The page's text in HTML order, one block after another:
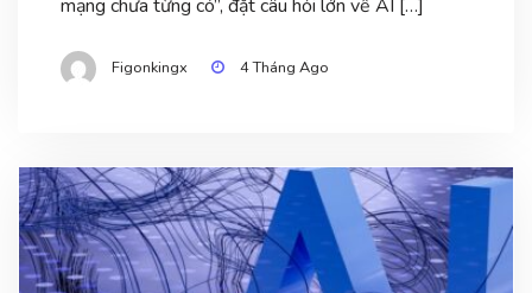
mạng chưa từng có”, đặt câu hỏi lớn về AI […]
Figonkingx 4 Tháng Ago